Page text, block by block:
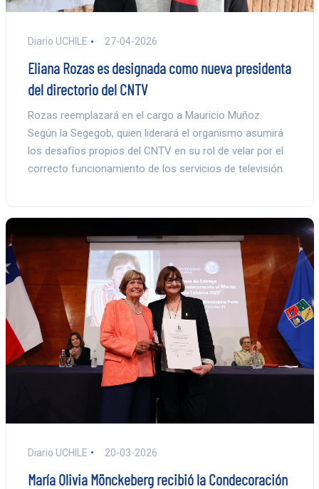
Diario UCHILE 27-04-2026
Eliana Rozas es designada como nueva presidenta
del directorio del CNTV
Rozas reemplazará en el cargo a Mauricio Muñoz.
Según la Segegob, quien liderará el organismo asumirá
los desafíos propios del CNTV en su rol de velar por el
correcto funcionamiento de los servicios de televisión.
Diario UCHILE 20-03-2026
María Olivia Mönckeberg recibió la Condecoración